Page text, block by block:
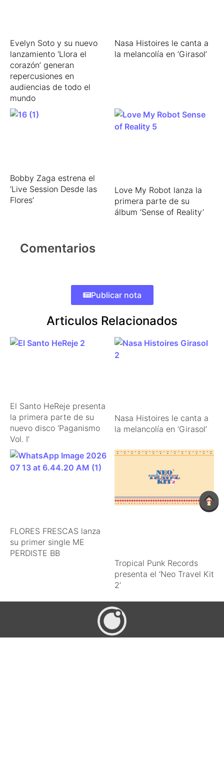
Evelyn Soto y su nuevo
lanzamiento ‘Llora el
corazón’ generan
repercusiones en
audiencias de todo el
mundo
Nasa Histoires le canta a
la melancolía en ‘Girasol’
Bobby Zaga estrena el
‘Live Session Desde las
Flores’
Love My Robot lanza la
primera parte de su
álbum ‘Sense of Reality’
Comentarios
Publicar nota
Articulos Relacionados
El Santo HeReje presenta
la primera parte de su
nuevo disco ‘Paganismo
Vol. I’
Nasa Histoires le canta a
la melancolía en ‘Girasol’
FLORES FRESCAS lanza
su primer single ME
PERDISTE BB
Tropical Punk Records
presenta el ‘Neo Travel Kit
2’